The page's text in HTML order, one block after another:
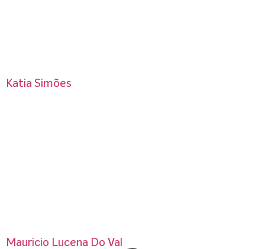
Katia Simões
Mauricio Lucena Do Val